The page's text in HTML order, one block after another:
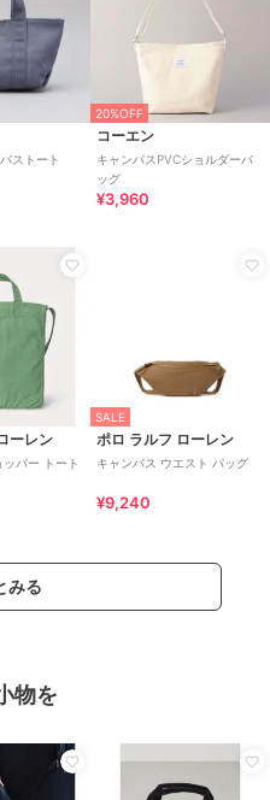
ストート
20%OFF
コーエン
キャンバスPVCショルダーバ
ッグ
¥3,960
ーレン
パー トート
SALE
ポロ ラルフ ローレン
キャンバス ウエスト パッグ
¥9,240
みる
物を